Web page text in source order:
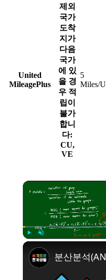
United
MileagePlus
제외
국가
도착
지가
다음
국가
에 있
을 경
우 적
립이
불가
합니
다:
CU,
VE
5
Miles/